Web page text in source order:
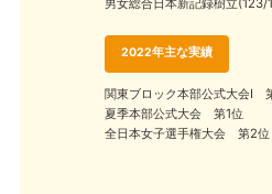
2022年主な実績
関東ブロック本部公式大会Ⅰ
夏季本部公式大会 第1位
全日本女子選手権大会 第2位